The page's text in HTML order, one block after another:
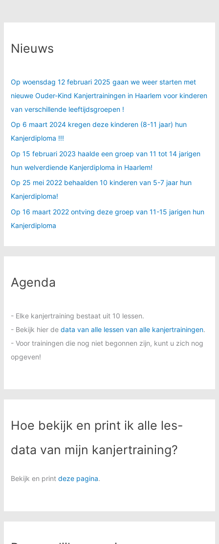
Nieuws
Op woensdag 12 februari 2025 gaan we weer starten met
nieuwe Ouder-Kind Kanjertrainingen in Haarlem voor kinderen
van verschillende leeftijdsgroepen !
Op 6 maart 2024 kregen deze kinderen (8-11 jaar) hun
Kanjerdiploma !!!
Op 15 februari 2023 haalde een groep van 11 tot 14 jarigen
hun welverdiende Kanjerdiploma in Haarlem!
Op 25 mei 2022 behaalden 10 kinderen van 5-7 jaar hun
Kanjerdiploma!
Op 16 maart 2022 ontving deze groep van 11-15 jarigen hun
Kanjerdiploma
Agenda
- Elke kanjertraining bestaat uit 10 lessen.
- Bekijk hier de data van alle lessen van alle kanjertrainingen.
- Voor trainingen die nog niet begonnen zijn, kunt u zich nog
opgeven!
Hoe bekijk en print ik alle les-
data van mijn kanjertraining?
Bekijk en print deze pagina.